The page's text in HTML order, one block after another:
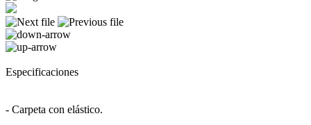
Especificaciones
- Carpeta con elástico.